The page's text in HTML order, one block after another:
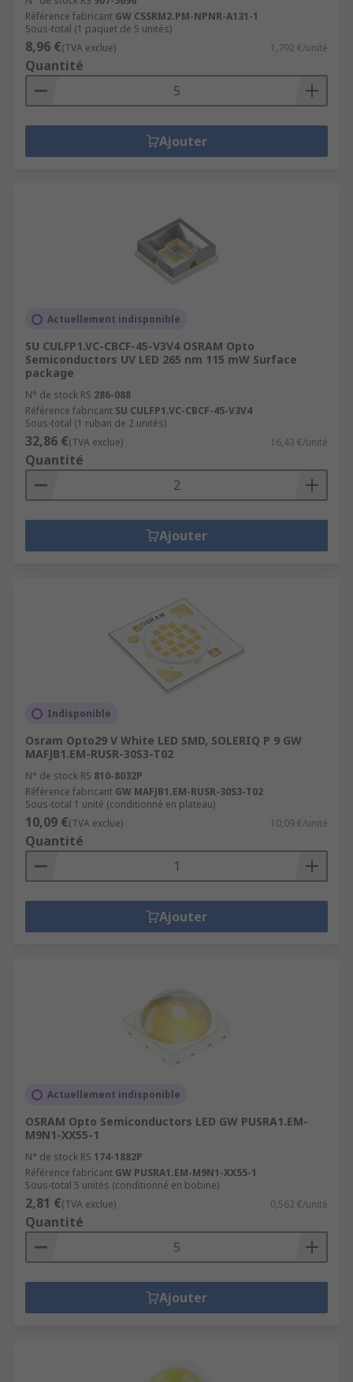
Référence fabricant GW CSSRM2.PM-NPNR-A131-1
Sous-total (1 paquet de 5 unités)
8,96 €(TVA exclue) 1,792 €/unité
Quantité
Ajouter
Actuellement indisponible
SU CULFP1.VC-CBCF-45-V3V4 OSRAM Opto
Semiconductors UV LED 265 nm 115 mW Surface
package
N° de stock RS 286-088
Référence fabricant SU CULFP1.VC-CBCF-45-V3V4
Sous-total (1 ruban de 2 unités)
32,86 €(TVA exclue) 16,43 €/unité
Quantité
Ajouter
Indisponible
Osram Opto29 V White LED SMD, SOLERIQ P 9 GW
MAFJB1.EM-RUSR-30S3-T02
N° de stock RS 810-8032P
Référence fabricant GW MAFJB1.EM-RUSR-30S3-T02
Sous-total 1 unité (conditionné en plateau)
10,09 €(TVA exclue) 10,09 €/unité
Quantité
Ajouter
Actuellement indisponible
OSRAM Opto Semiconductors LED GW PUSRA1.EM-
M9N1-XX55-1
N° de stock RS 174-1882P
Référence fabricant GW PUSRA1.EM-M9N1-XX55-1
Sous-total 5 unités (conditionné en bobine)
2,81 €(TVA exclue) 0,562 €/unité
Quantité
Ajouter